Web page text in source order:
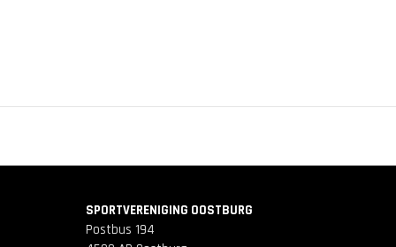
SPORTVERENIGING OOSTBURG
Postbus 194